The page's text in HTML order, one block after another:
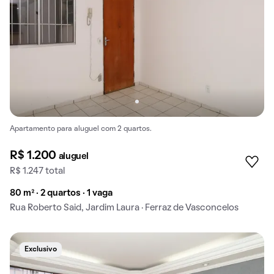
Apartamento para aluguel com 2 quartos.
R$ 1.200 aluguel
R$ 1.247 total
80 m² · 2 quartos · 1 vaga
Rua Roberto Said, Jardim Laura · Ferraz de Vasconcelos
Exclusivo